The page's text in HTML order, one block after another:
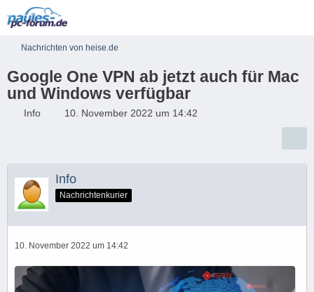
Nachrichten von heise.de
Google One VPN ab jetzt auch für Mac
und Windows verfügbar
Info 10. November 2022 um 14:42
Info
Nachrichtenkurier
10. November 2022 um 14:42